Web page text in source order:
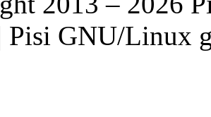
| Pisi GNU/Linux